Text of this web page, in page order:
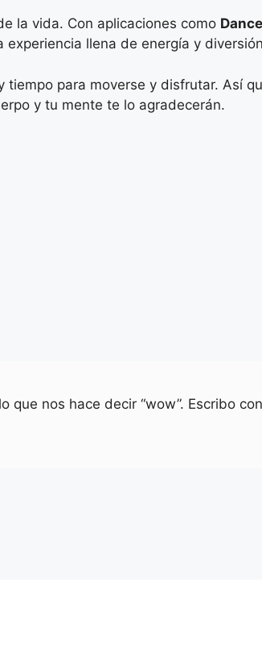
la vida. Con aplicaciones como
llena de energía y
para moverse y disfrutar. Así
y tu mente te lo agradecerán.
que nos hace decir “wow”. Escribo